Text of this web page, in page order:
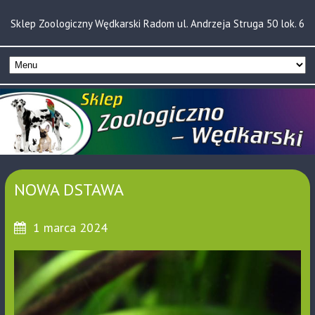
Sklep Zoologiczny Wędkarski Radom ul. Andrzeja Struga 50 lok. 6
NOWA DSTAWA
1 marca 2024